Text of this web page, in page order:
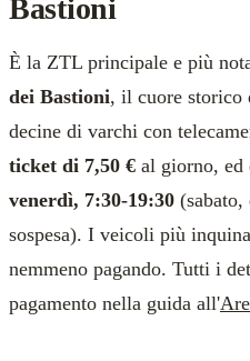
Bastioni
È la ZTL principale e più
dei Bastioni, il cuore storico
decine di varchi con
ticket di 7,50 € al giorno, ed
venerdì, 7:30-19:30
sospesa). I veicoli più
nemmeno pagando. Tutti i
pagamento nella guida all'